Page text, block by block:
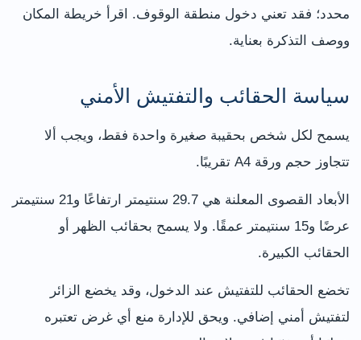
محدد؛ فقد تعني دخول منطقة الوقوف. اقرأ خريطة المكان
ووصف التذكرة بعناية.
سياسة الحقائب والتفتيش الأمني
يسمح لكل شخص بحقيبة صغيرة واحدة فقط، ويجب ألا
تتجاوز حجم ورقة A4 تقريبًا.
الأبعاد القصوى المعلنة هي 29.7 سنتيمتر ارتفاعًا و21 سنتيمتر
عرضًا و15 سنتيمتر عمقًا. ولا يسمح بحقائب الظهر أو
الحقائب الكبيرة.
تخضع الحقائب للتفتيش عند الدخول، وقد يخضع الزائر
لتفتيش أمني إضافي. ويحق للإدارة منع أي غرض تعتبره